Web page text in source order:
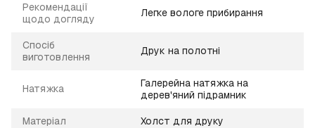
Рекомендації
щодо догляду
Легке вологе прибирання
Спосіб
виготовлення
Друк на полотні
Натяжка
Галерейна натяжка на
дерев'яний підрамник
Матеріал Холст для друку